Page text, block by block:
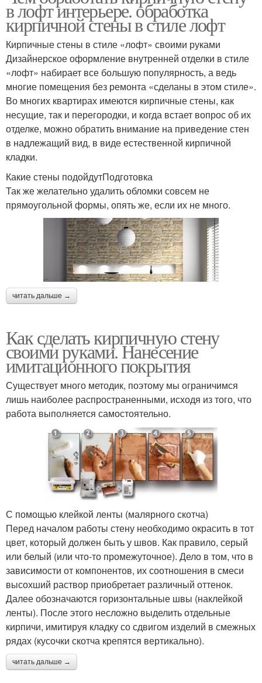
в лофт интерьере. обработка
кирпичной стены в стиле лофт
Кирпичные стены в стиле «лофт» своими руками
Дизайнерское оформление внутренней отделки в стиле
«лофт» набирает все большую популярность, а ведь
многие помещения без ремонта «сделаны в этом стиле».
Во многих квартирах имеются кирпичные стены, как
несущие, так и перегородки, и когда встает вопрос об их
отделке, можно обратить внимание на приведение стен
в надлежащий вид, в виде естественной кирпичной
кладки.
Какие стены подойдутПодготовка
Так же желательно удалить обломки совсем не
прямоугольной формы, опять же, если их не много.
читать дальше →
Как сделать кирпичную стену
своими руками. Нанесение
имитационного покрытия
Существует много методик, поэтому мы ограничимся
лишь наиболее распространенными, исходя из того, что
работа выполняется самостоятельно.
С помощью клейкой ленты (малярного скотча)
Перед началом работы стену необходимо окрасить в тот
цвет, который должен быть у швов. Как правило, серый
или белый (или что-то промежуточное). Дело в том, что в
зависимости от компонентов, их соотношения в смеси
высохший раствор приобретает различный оттенок.
Далее обозначаются горизонтальные швы (наклейкой
ленты). После этого несложно выделить отдельные
кирпичи, имитируя кладку со сдвигом изделий в смежных
рядах (кусочки скотча крепятся вертикально).
читать дальше →